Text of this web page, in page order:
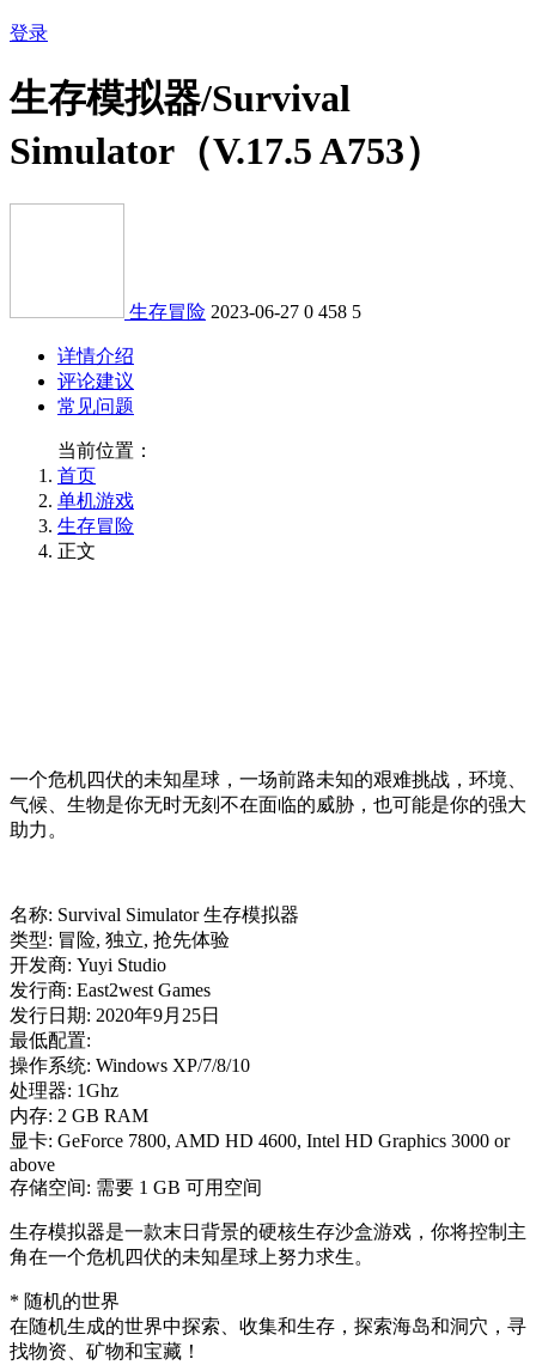
登录
生存模拟器/Survival
Simulator（V.17.5 A753）
生存冒险 2023-06-27 0 458 5
详情介绍
评论建议
常见问题
当前位置：
首页
单机游戏
生存冒险
正文
一个危机四伏的未知星球，一场前路未知的艰难挑战，环境、
气候、生物是你无时无刻不在面临的威胁，也可能是你的强大
助力。
名称: Survival Simulator 生存模拟器
类型: 冒险, 独立, 抢先体验
开发商: Yuyi Studio
发行商: East2west Games
发行日期: 2020年9月25日
最低配置:
操作系统: Windows XP/7/8/10
处理器: 1Ghz
内存: 2 GB RAM
显卡: GeForce 7800, AMD HD 4600, Intel HD Graphics 3000 or
above
存储空间: 需要 1 GB 可用空间
生存模拟器是一款末日背景的硬核生存沙盒游戏，你将控制主
角在一个危机四伏的未知星球上努力求生。
* 随机的世界
在随机生成的世界中探索、收集和生存，探索海岛和洞穴，寻
找物资、矿物和宝藏！